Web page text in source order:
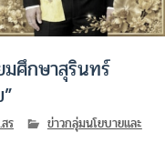
ศึกษาสุรินทร์
ร
ข่าวกลุ่มนโยบายและ